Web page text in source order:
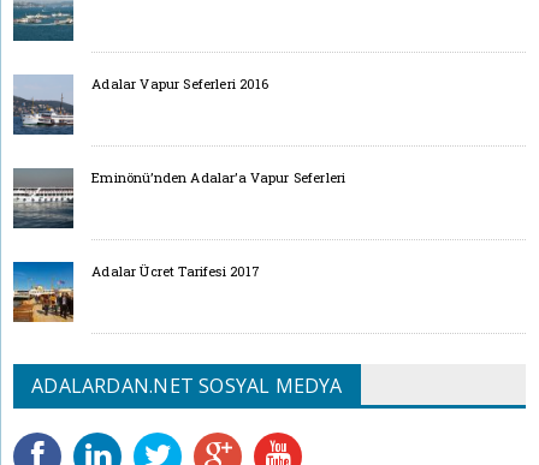
Adalar Vapur Seferleri 2016
Eminönü’nden Adalar’a Vapur Seferleri
Adalar Ücret Tarifesi 2017
ADALARDAN.NET SOSYAL MEDYA